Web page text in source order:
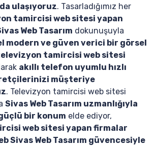
ulaşıyoruz. Tasarladığımız her
tamircisi web sitesi yapan
Web Tasarım dokunuşuyla
modern ve güven verici bir görsel
tamircisi web sitesi
akıllı telefon uyumlu hızlı
müşteriye
. Televizyon tamircisi web sitesi
Sivas Web Tasarım uzmanlığıyla
bir konum elde ediyor,
web sitesi yapan firmalar
Sivas Web Tasarım güvencesiyle